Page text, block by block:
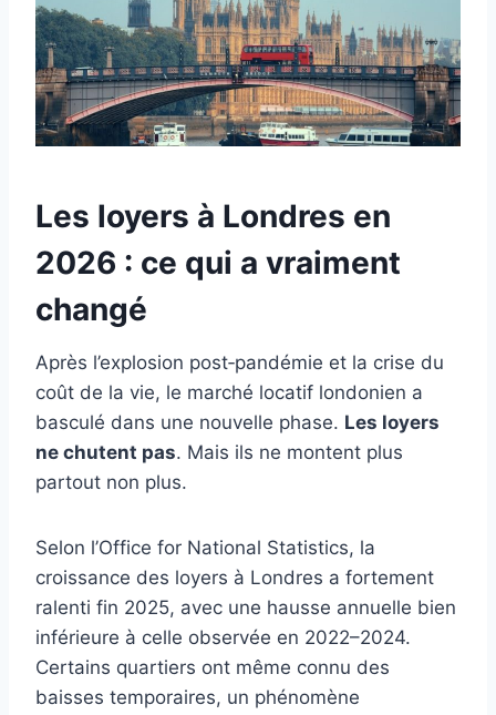
Les loyers à Londres en
2026 : ce qui a vraiment
changé
Après l’explosion post‑pandémie et la crise du
coût de la vie, le marché locatif londonien a
basculé dans une nouvelle phase. Les loyers
ne chutent pas. Mais ils ne montent plus
partout non plus.
Selon l’Office for National Statistics, la
croissance des loyers à Londres a fortement
ralenti fin 2025, avec une hausse annuelle bien
inférieure à celle observée en 2022–2024.
Certains quartiers ont même connu des
baisses temporaires, un phénomène